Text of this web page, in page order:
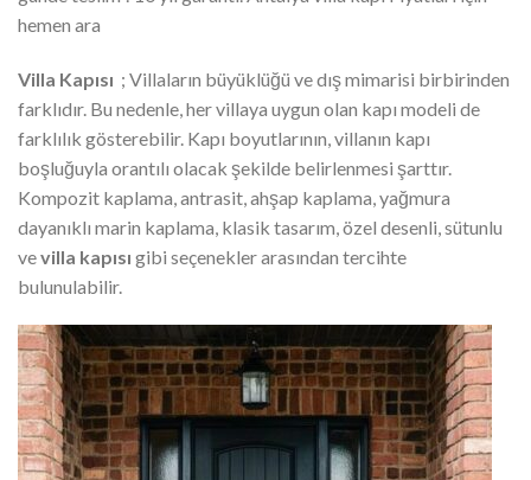
hemen ara
Villa Kapısı ; Villaların büyüklüğü ve dış mimarisi birbirinden
farklıdır. Bu nedenle, her villaya uygun olan kapı modeli de
farklılık gösterebilir. Kapı boyutlarının, villanın kapı
boşluğuyla orantılı olacak şekilde belirlenmesi şarttır.
Kompozit kaplama, antrasit, ahşap kaplama, yağmura
dayanıklı marin kaplama, klasik tasarım, özel desenli, sütunlu
vevilla kapısı gibi seçenekler arasından tercihte
bulunulabilir.